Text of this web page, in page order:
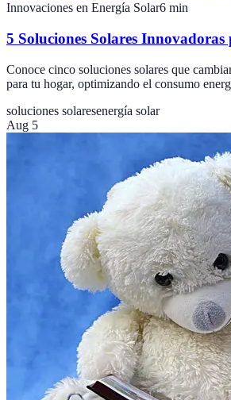
Innovaciones en Energía Solar6 min
5 Soluciones Solares
Conoce cinco soluciones solares que
para tu hogar, optimizando el consumo
soluciones solaresenergía solar
Aug 5